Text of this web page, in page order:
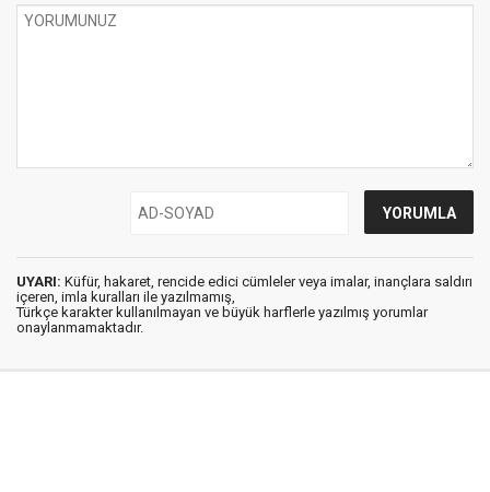
UYARI: Küfür, hakaret, rencide edici cümleler veya imalar, inançlara saldırı
içeren, imla kuralları ile yazılmamış,
Türkçe karakter kullanılmayan ve büyük harflerle yazılmış yorumlar
onaylanmamaktadır.